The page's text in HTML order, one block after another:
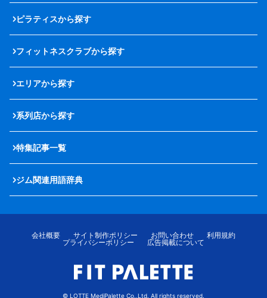
ピラティスから探す
フィットネスクラブから探す
エリアから探す
系列店から探す
特集記事一覧
ジム関連用語辞典
会社概要 サイト制作ポリシー お問い合わせ
利用規約
プライバシーポリシー
広告掲載について
© LOTTE MediPalette Co.,Ltd. All rights reserved.